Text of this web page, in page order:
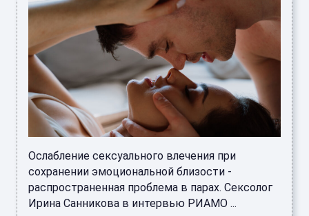
Ослабление сексуального влечения при
сохранении эмоциональной близости -
распространенная проблема в парах. Сексолог
Ирина Санникова в интервью РИАМО ...